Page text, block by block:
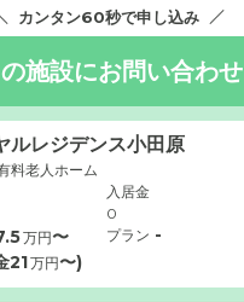
カンタン60秒で申し込み
施設にお問い合わせ
ルレジデンス小田原
料老人ホーム
万円〜
21万円〜)
入居金
0
プラン -